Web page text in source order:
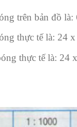
bản đồ là:
tế là: 24 x
thực tế là: 24